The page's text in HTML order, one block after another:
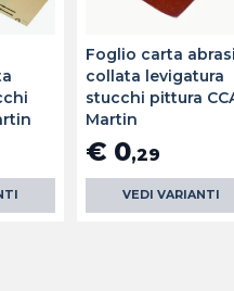
Foglio carta
collata levigatura
stucchi pittura
Martin
€ 0,29
VEDI VARIANTI